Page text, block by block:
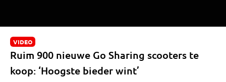
VIDEO
Ruim 900 nieuwe Go Sharing scooters te
koop: ‘Hoogste bieder wint’